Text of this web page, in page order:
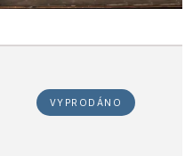
VYPRODÁNO